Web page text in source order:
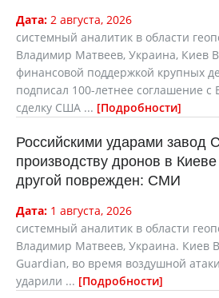
Дата: 2 августа, 2026
cистемный аналитик в области
Владимир Матвеев, Украина, Киев
финансовой поддержкой крупных
подписал 100-летнее соглашение с
сделку США ... Подробности
Российскими ударами завод
производству дронов в
другой поврежден: СМИ
Дата: 1 августа, 2026
системный аналитик в области
Владимир Матвеев, Украина. Киев
Guardian, во время воздушной
ударили ... Подробности